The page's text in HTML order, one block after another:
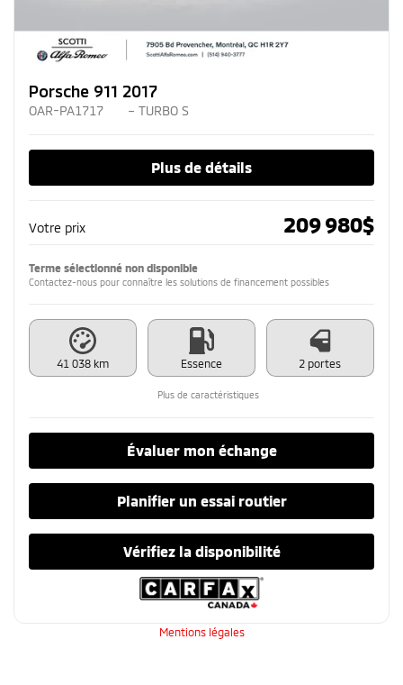
Porsche 911 2017
OAR-PA1717 – TURBO S
Plus de détails
Votre prix 209 980$
Terme sélectionné non disponible
Contactez-nous pour connaître les solutions de financement possibles
41 038 km Essence 2 portes
Plus de caractéristiques
Évaluer mon échange
Planifier un essai routier
Vérifiez la disponibilité
Mentions légales